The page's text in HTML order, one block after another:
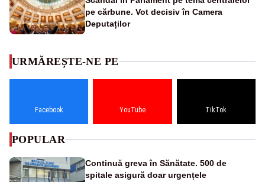
pe cărbune. Vot decisiv în Camera
Deputaților
URMĂREȘTE-NE PE
Facebook YouTube TikTok
POPULAR
Continuă greva în Sănătate. 500 de
spitale asigură doar urgențele